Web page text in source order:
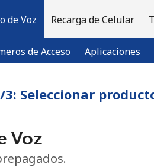
de Voz
de Acceso Aplicaciones
Recarga de Celular
3: Seleccionar
Voz